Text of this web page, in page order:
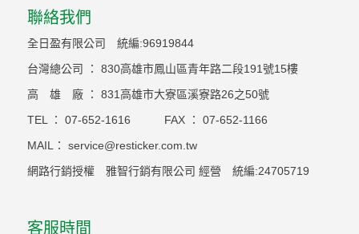
聯絡我們
全日盈有限公司 統編:96919844
台灣總公司 ： 830高雄市鳳山區青年路二段191號15樓
高 雄 廠 ： 831高雄市大寮區溪寮路26之50號
TEL ： 07-652-1616 FAX ： 07-652-1166
MAIL： service@resticker.com.tw
網路行銷授權 雅智行銷有限公司 經營 統編:24705719
客服時間